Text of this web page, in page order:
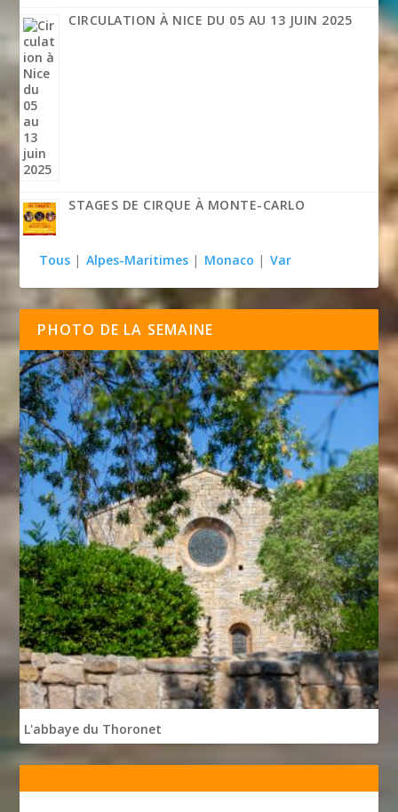
CIRCULATION À NICE DU 05 AU 13 JUIN 2025
STAGES DE CIRQUE À MONTE-CARLO
Tous | Alpes-Maritimes | Monaco | Var
PHOTO DE LA SEMAINE
L'abbaye du Thoronet